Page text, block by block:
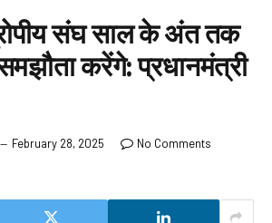
संघ साल के अंत तक
करेंगे: प्रधानमंत्री
February 28, 2025
No Comments